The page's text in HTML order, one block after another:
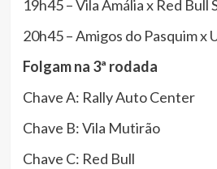
19h45 – Vila Amália x Red Bull
20h45 – Amigos do Pasquim x
Folgam na 3ª rodada
Chave A: Rally Auto Center
Chave B: Vila Mutirão
Chave C: Red Bull